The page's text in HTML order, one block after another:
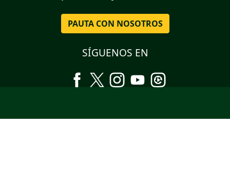
PAUTA CON NOSOTROS
SÍGUENOS EN